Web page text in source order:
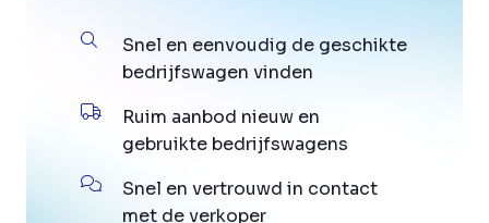
Snel en eenvoudig de geschikte
bedrijfswagen vinden
Ruim aanbod nieuw en
gebruikte bedrijfswagens
Snel en vertrouwd in contact
met de verkoper